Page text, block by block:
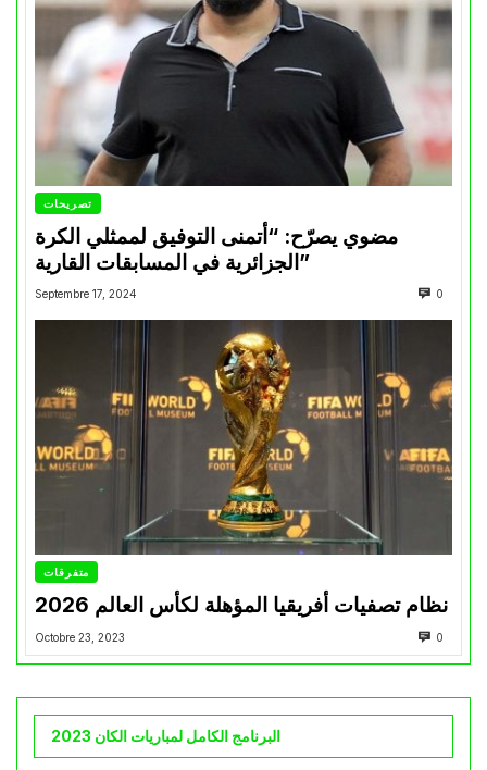
تصريحات
مضوي يصرّح: “أتمنى التوفيق لممثلي الكرة
الجزائرية في المسابقات القارية”
Septembre 17, 2024 0
متفرقات
نظام تصفيات أفريقيا المؤهلة لكأس العالم 2026
Octobre 23, 2023 0
البرنامج الكامل لمباريات الكان 2023